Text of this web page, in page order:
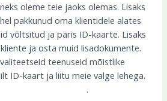
oleme teie jaoks olemas. Lisaks
pakkunud oma klientidele alates
võltsitud ja päris ID-kaarte. Lisaks
ja osta muid lisadokumente.
teenuseid mõistlike
ID-kaart ja liitu meie valge lehega.
.